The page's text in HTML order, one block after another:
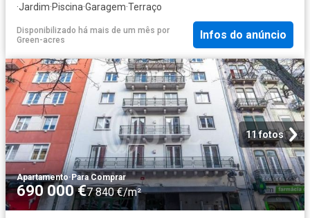
·Jardim·Piscina·Garagem·Terraço
Disponibilizado há mais de um mês por
Green-acres
Infos do anúncio
11 fotos
Apartamento·Para Comprar
690 000 €7 840 €/m²